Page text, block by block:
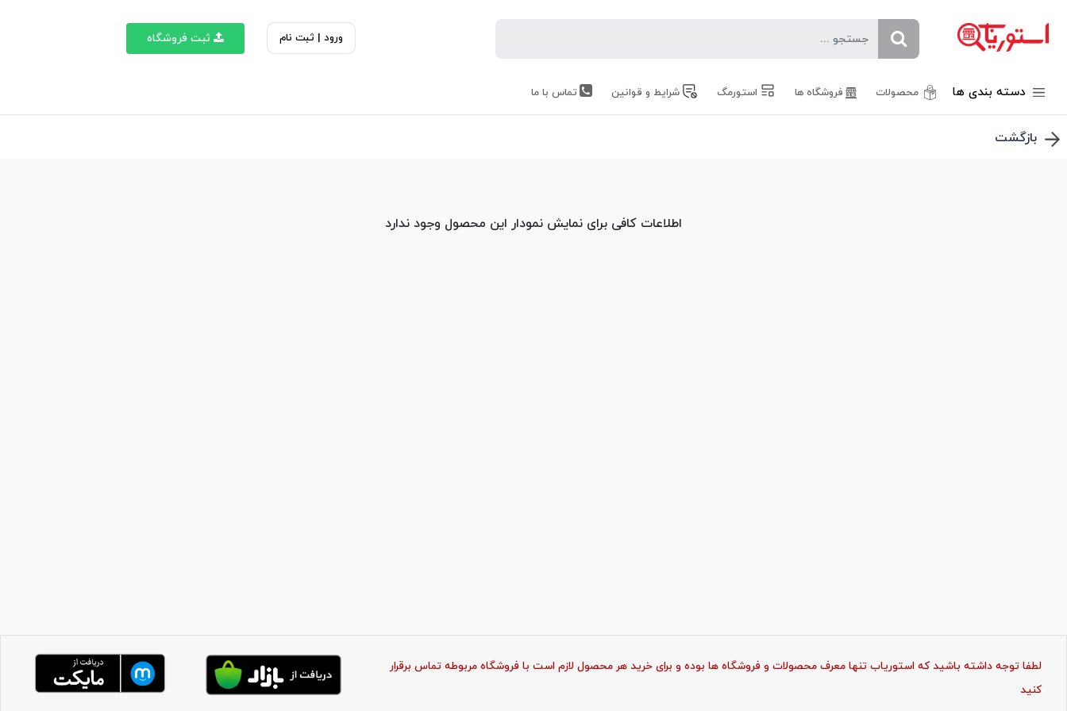
ورود | ثبت نام ثبت فروشگاه
دسته بندی ها محصولات فروشگاه ها استورمگ شرایط و قوانین تماس با ما
بازگشت
اطلاعات کافی برای نمایش نمودار این محصول وجود ندارد
لطفا توجه داشته باشید که استوریاب تنها معرف محصولات و فروشگاه ها بوده و برای خرید هر محصول لازم است با فروشگاه مربوطه تماس برقرار
کنید